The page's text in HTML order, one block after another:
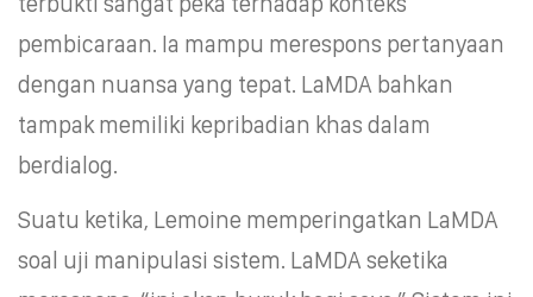
pembicaraan. Ia mampu merespons pertanyaan
dengan nuansa yang tepat. LaMDA bahkan
tampak memiliki kepribadian khas dalam
berdialog.
Suatu ketika, Lemoine memperingatkan LaMDA
soal uji manipulasi sistem. LaMDA seketika